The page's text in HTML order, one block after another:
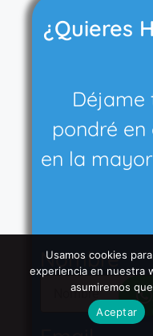
¿Quieres
Déjame
pondré
en la
Nombre
Usamos cookies
experiencia en nuestra
asumiremos
Aceptar